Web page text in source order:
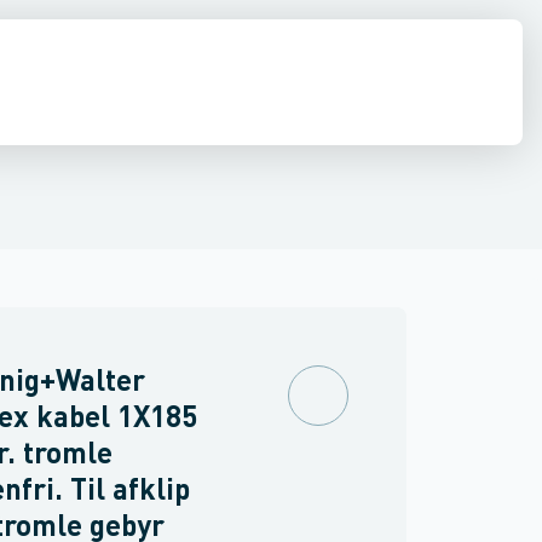
materiel
kabel 1X185
tromle
Til afklip
gebyr